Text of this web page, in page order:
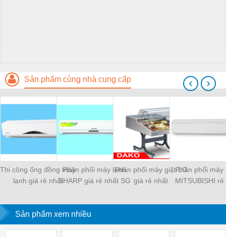
Sản phẩm cùng nhà cung cấp
Thi công ống đồng máy
lạnh giá rẻ nhất
Phân phối máy lạnh
SHARP giá rẻ nhất SG
Phân phối máy giặt LG
giá rẻ nhất
Phân phối máy
MITSUBISHI rẻ
‹ ›
Sản phẩm xem nhiều